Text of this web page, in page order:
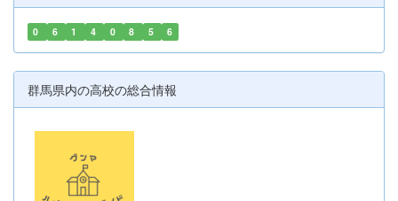
0 6 1 4 0 8 5 6
群馬県内の高校の総合情報